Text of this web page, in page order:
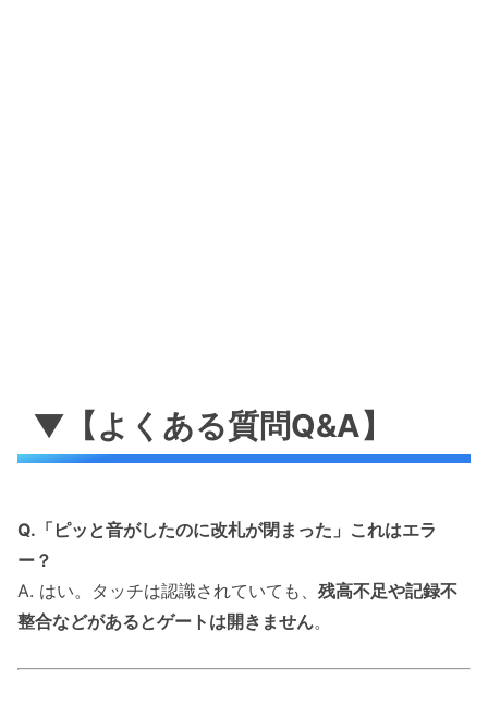
▼【よくある質問Q&A】
Q.「ピッと音がしたのに改札が閉まった」これはエラ
ー？
A. はい。タッチは認識されていても、 残高不足や記録不
整合などがあるとゲートは開きません。